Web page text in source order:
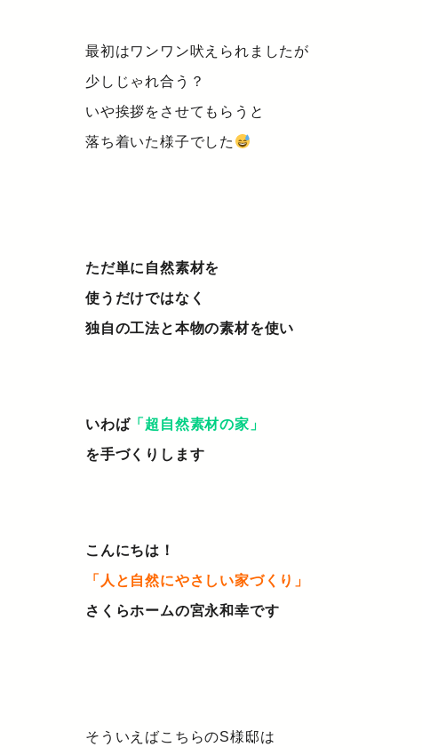
最初はワンワン吠えられましたが
少しじゃれ合う？
いや挨拶をさせてもらうと
落ち着いた様子でした
ただ単に自然素材を
使うだけではなく
独自の工法と本物の素材を使い
いわば「超自然素材の家」
を手づくりします
こんにちは！
「人と自然にやさしい家づくり」
さくらホームの宮永和幸です
そういえばこちらのS様邸は